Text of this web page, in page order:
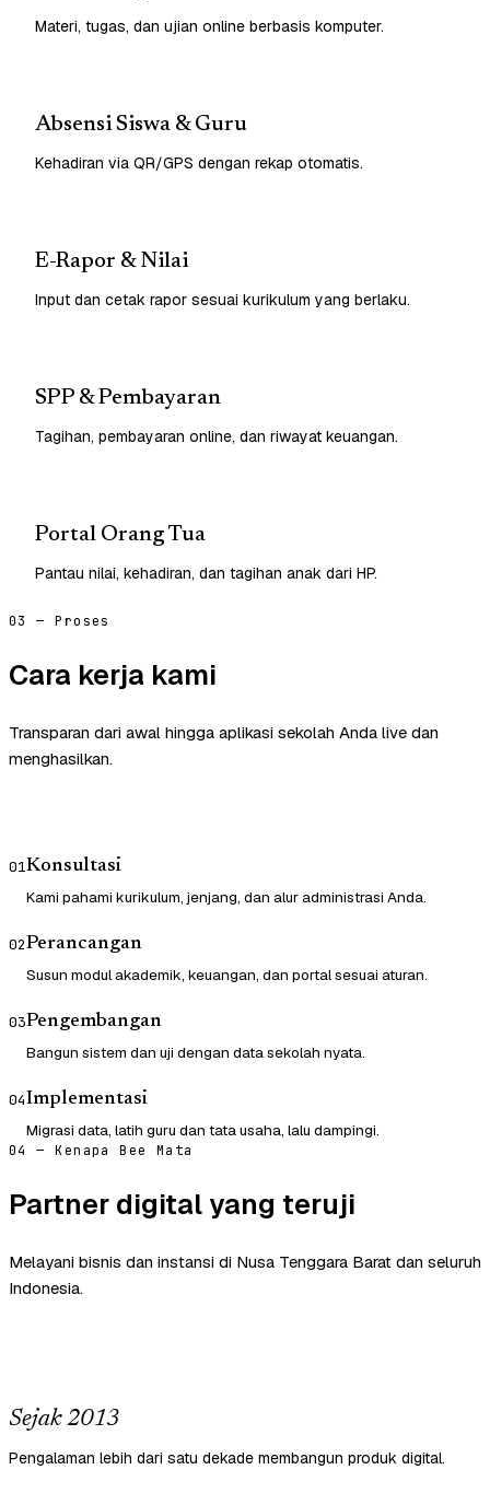
Materi, tugas, dan ujian online berbasis komputer.
Absensi Siswa & Guru
Kehadiran via QR/GPS dengan rekap otomatis.
E-Rapor & Nilai
Input dan cetak rapor sesuai kurikulum yang berlaku.
SPP & Pembayaran
Tagihan, pembayaran online, dan riwayat keuangan.
Portal Orang Tua
Pantau nilai, kehadiran, dan tagihan anak dari HP.
03 — Proses
Cara kerja kami
Transparan dari awal hingga aplikasi sekolah Anda live dan
menghasilkan.
01Konsultasi
Kami pahami kurikulum, jenjang, dan alur administrasi Anda.
02Perancangan
Susun modul akademik, keuangan, dan portal sesuai aturan.
03Pengembangan
Bangun sistem dan uji dengan data sekolah nyata.
04Implementasi
Migrasi data, latih guru dan tata usaha, lalu dampingi.
04 — Kenapa Bee Mata
Partner digital yang teruji
Melayani bisnis dan instansi di Nusa Tenggara Barat dan seluruh
Indonesia.
Sejak 2013
Pengalaman lebih dari satu dekade membangun produk digital.